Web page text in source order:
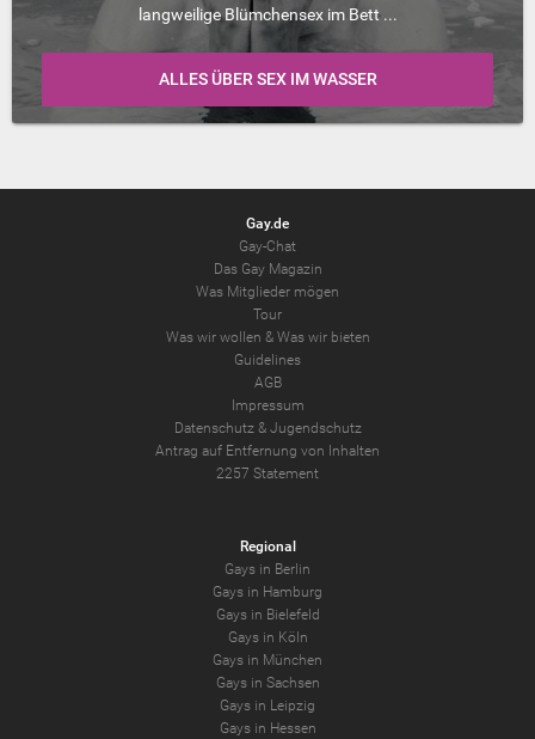
langweilige Blümchensex im Bett ...
ALLES ÜBER SEX IM WASSER
Gay.de
Gay-Chat
Das Gay Magazin
Was Mitglieder mögen
Tour
Was wir wollen & Was wir bieten
Guidelines
AGB
Impressum
Datenschutz& Jugendschutz
Antrag auf Entfernung von Inhalten
2257 Statement
Regional
Gays in Berlin
Gays in Hamburg
Gays in Bielefeld
Gays in Köln
Gays in München
Gays in Sachsen
Gays in Leipzig
Gays in Hessen